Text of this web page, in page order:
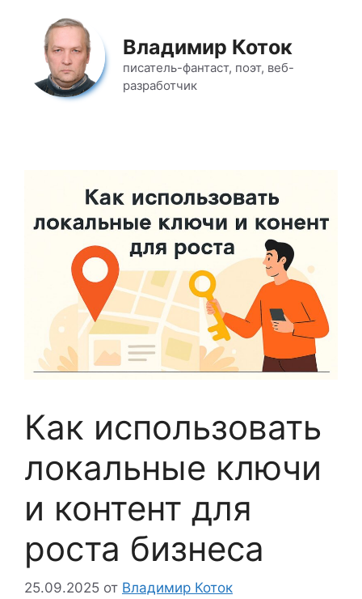
содержимому
Владимир Коток
писатель-фантаст, поэт, веб-
разработчик
Как использовать
локальные ключи
и контент для
роста бизнеса
25.09.2025 от Владимир Коток